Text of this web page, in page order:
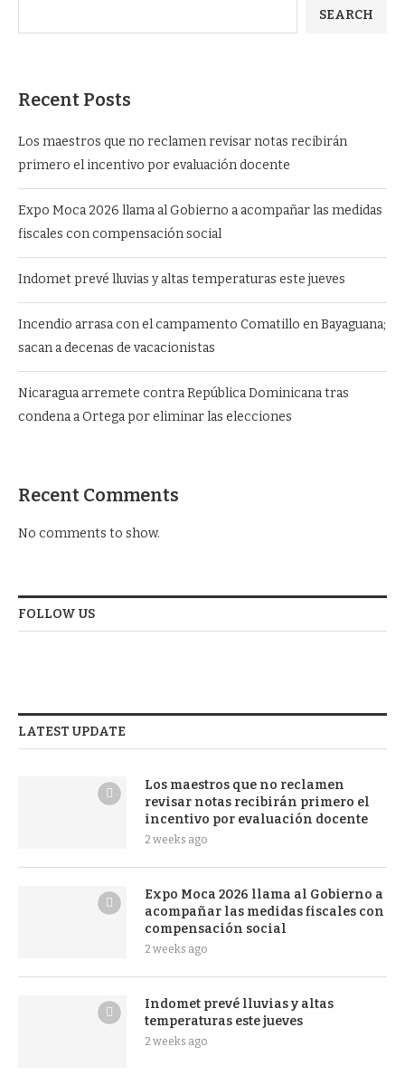
SEARCH
Recent Posts
Los maestros que no reclamen revisar notas recibirán
primero el incentivo por evaluación docente
Expo Moca 2026 llama al Gobierno a acompañar las medidas
fiscales con compensación social
Indomet prevé lluvias y altas temperaturas este jueves
Incendio arrasa con el campamento Comatillo en Bayaguana;
sacan a decenas de vacacionistas
Nicaragua arremete contra República Dominicana tras
condena a Ortega por eliminar las elecciones
Recent Comments
No comments to show.
FOLLOW US
LATEST UPDATE
Los maestros que no reclamen
revisar notas recibirán primero el
incentivo por evaluación docente
2 weeks ago
Expo Moca 2026 llama al Gobierno a
acompañar las medidas fiscales con
compensación social
2 weeks ago
Indomet prevé lluvias y altas
temperaturas este jueves
2 weeks ago